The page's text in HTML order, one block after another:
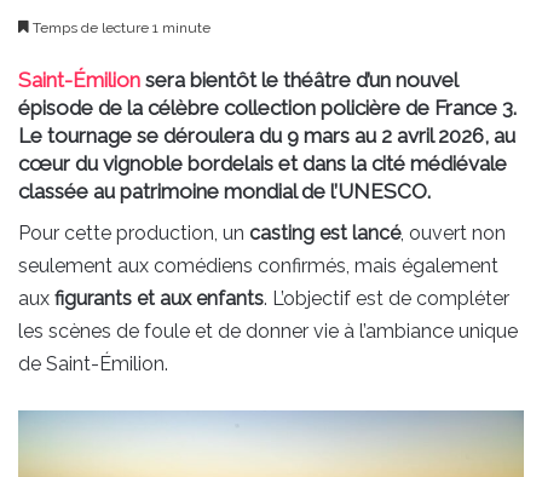
Temps de lecture 1 minute
Saint-Émilion sera bientôt le théâtre d’un nouvel
épisode de la célèbre collection policière de France 3.
Le tournage se déroulera du 9 mars au 2 avril 2026, au
cœur du vignoble bordelais et dans la cité médiévale
classée au patrimoine mondial de l’UNESCO.
Pour cette production, un casting est lancé, ouvert non
seulement aux comédiens confirmés, mais également
aux figurants et aux enfants. L’objectif est de compléter
les scènes de foule et de donner vie à l’ambiance unique
de Saint-Émilion.